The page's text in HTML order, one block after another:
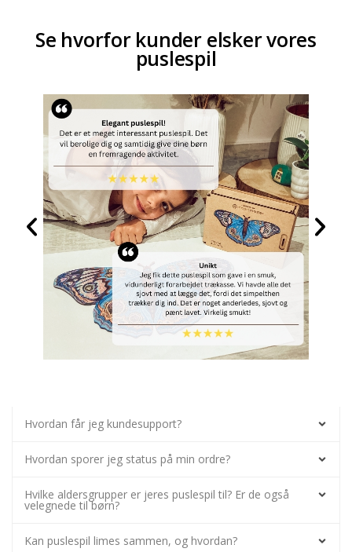
Se hvorfor kunder elsker vores
puslespil
Hvordan får jeg kundesupport?
Hvordan sporer jeg status på min ordre?
Hvilke aldersgrupper er jeres puslespil til? Er de også
velegnede til børn?
Kan puslespil limes sammen, og hvordan?